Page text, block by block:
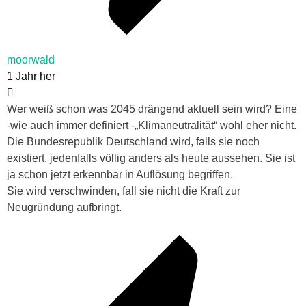
moorwald
1 Jahr her
Wer weiß schon was 2045 drängend aktuell sein wird? Eine
-wie auch immer definiert -„Klimaneutralität“ wohl eher nicht.
Die Bundesrepublik Deutschland wird, falls sie noch
existiert, jedenfalls völlig anders als heute aussehen. Sie ist
ja schon jetzt erkennbar in Auflösung begriffen.
Sie wird verschwinden, fall sie nicht die Kraft zur
Neugründung aufbringt.